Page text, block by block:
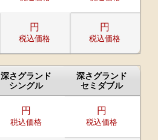
円
税込価格
円
税込価格
深さグランド
シングル
深さグランド
セミダブル
円
税込価格
円
税込価格